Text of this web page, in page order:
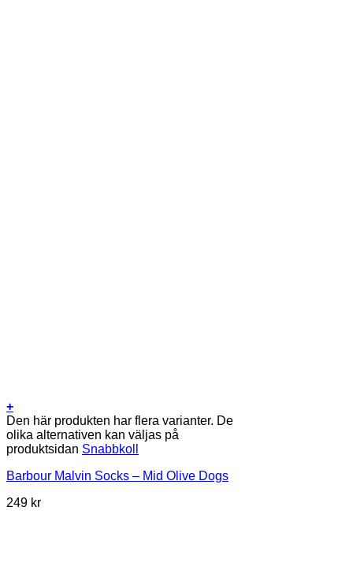
+
Den här produkten har flera varianter. De
olika alternativen kan väljas på
produktsidan Snabbkoll
Barbour Malvin Socks – Mid Olive Dogs
249 kr